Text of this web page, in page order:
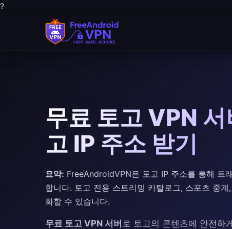
?
무료 토고 VPN
고 IP 주소 받기
요약: FreeAndroidVPN은 토고 IP 주소를 통해 트
합니다. 토고 전용 스트리밍 카탈로그, 스포츠 중
화할 수 있습니다.
무료 토고 VPN 서버 로 토고의 콘텐츠에 안전하